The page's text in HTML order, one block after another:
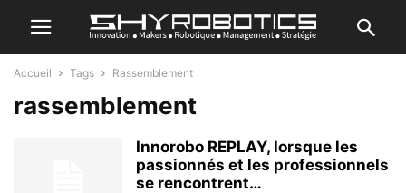
Accueil Tags Rassemblement
rassemblement
Innorobo REPLAY, lorsque les
passionnés et les professionnels
se rencontrent…